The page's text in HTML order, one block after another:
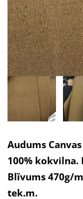
Audums
100% kokvilna.
Blīvums 470g/
tek.m.